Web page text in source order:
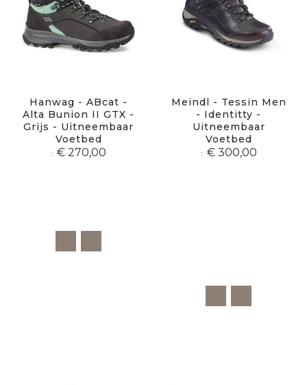
Hanwag - ABcat -
Alta Bunion II GTX -
Grijs - Uitneembaar
Voetbed
€ 270,00
Meindl - Tessin Men
- Identitty -
Uitneembaar
Voetbed
€ 300,00